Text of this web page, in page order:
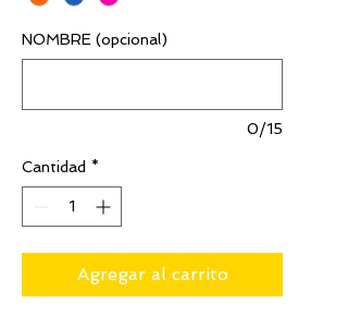
NOMBRE (opcional)
0/15
Cantidad *
Agregar al carrito